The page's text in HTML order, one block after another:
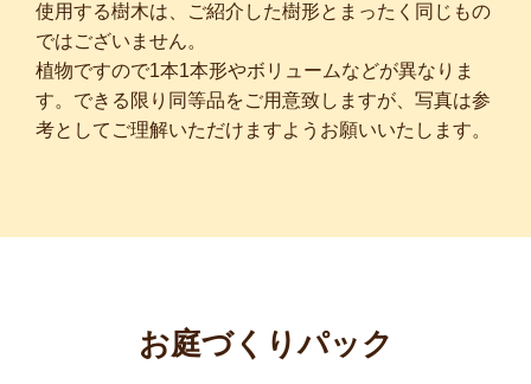
使用する樹木は、ご紹介した樹形とまったく同じもの
ではございません。
植物ですので1本1本形やボリュームなどが異なりま
す。できる限り同等品をご用意致しますが、写真は参
考としてご理解いただけますようお願いいたします。
お庭づくりパック